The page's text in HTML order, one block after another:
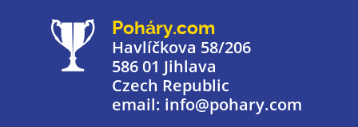
Poháry.com
Havlíčkova 58/206
586 01 Jihlava
Czech Republic
email: info@pohary.com